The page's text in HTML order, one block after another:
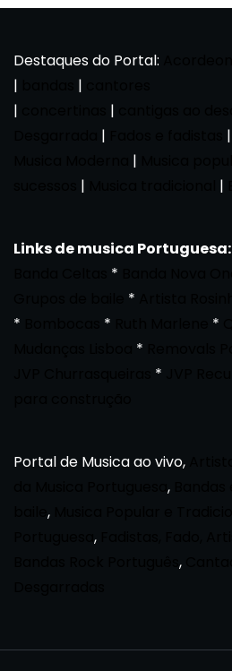
Destaques do Portal:
|
|
|
|
| |
|
| |
Links de musica Portuguesa:
*
*
*
* *
*
*
Portal de Musica ao vivo,
,
,
,
,